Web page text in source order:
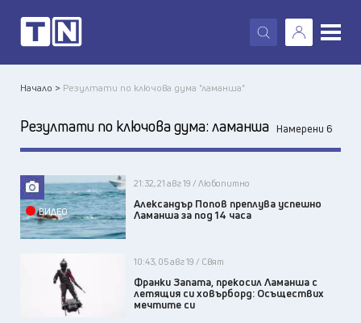
X
Начало > Резултати по ключова дума "ламанша"
Резултати по ключова дума: ламанша Намерени 6
ВИДЕО
21:32, 21 авг 19 / Любопитно
Александър Попов преплува успешно
Ламанша за под 14 часа
10:43, 05 авг 19 / Свят
Франки Запата, прекосил Ламанша с
летящия си ховърборд: Осъществих
мечтите си